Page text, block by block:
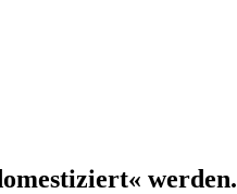
werden.